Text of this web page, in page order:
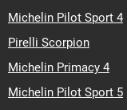
Michelin Pilot Sport 4
Pirelli Scorpion
Michelin Primacy 4
Michelin Pilot Sport 5